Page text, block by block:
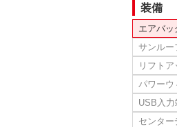
装備
エアバッ
サンルー
リフトア
パワーウ
USB入力
センター